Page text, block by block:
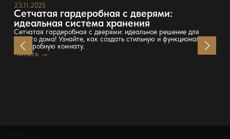
23.11.2025
Сетчатая гардеробная с дверями:
идеальная система хранения
Сетчатая гардеробная с дверями: идеальное решение для
вашего дома! Узнайте, как создать стильную и функциональную
гардеробную комнату.
Читать →